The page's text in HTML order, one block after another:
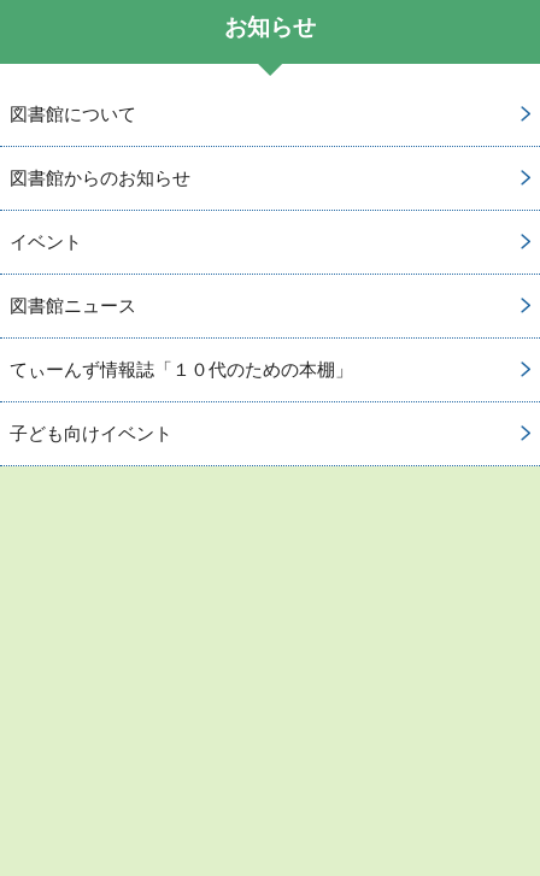
お知らせ
図書館について
図書館からのお知らせ
イベント
図書館ニュース
てぃーんず情報誌「１０代のための本棚」
子ども向けイベント